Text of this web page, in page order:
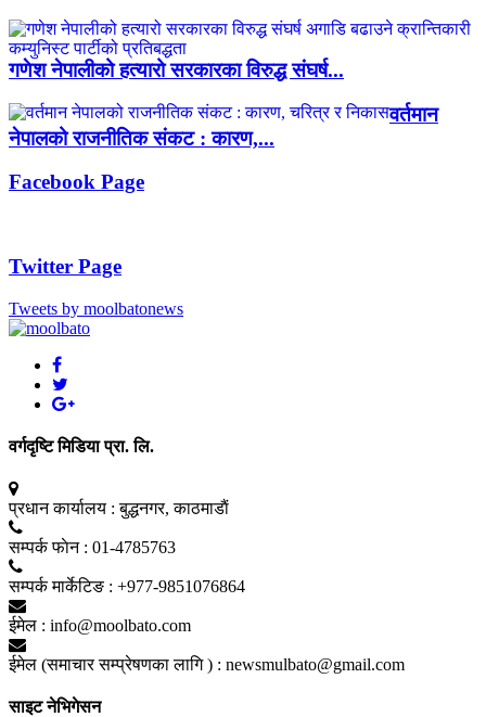
गणेश नेपालीको हत्यारो सरकारका विरुद्ध संघर्ष...
वर्तमान
नेपालको राजनीतिक संकट : कारण,...
Facebook Page
Twitter Page
Tweets by moolbatonews
वर्गदृष्टि मिडिया प्रा. लि.
प्रधान कार्यालय : बुद्धनगर, काठमाडाैं
सम्पर्क फाेन : 01-4785763
सम्पर्क मार्केटिङ : +977-9851076864
ईमेल : info@moolbato.com
ईमेल (समाचार सम्प्रेषणका लागि ) : newsmulbato@gmail.com
साइट नेभिगेसन